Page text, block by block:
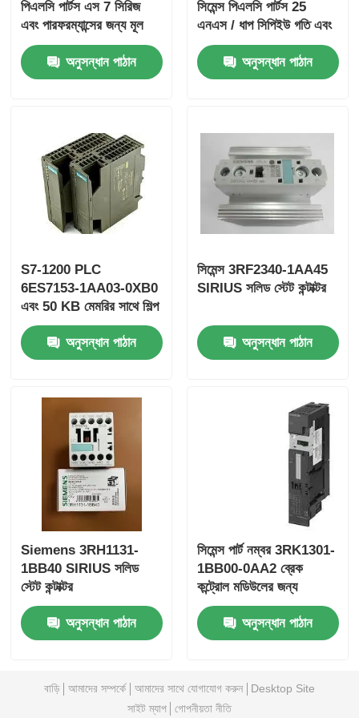
ইয়োকোগাওয়া স্টারডম পিএলসি
ফক্সবোরো পিএলসি
আইসিএস ট্রিপলেক্স পিএলসি
স্নাইডার পিএলসি মডিউল
জিই ফ্যানুক মডিউল
বেন্টলি নেভাদা মডিউল
প্রসফট কমিউনিকেশন মডিউল
এবিবি ডিসিএস কন্ট্রোলার
হানিওয়েল ডিসিএস কন্ট্রোলার
পিএলসি পার্টস এস 7 সিরিজ
এবং পারফরম্যান্সের জন্য মূল
অনুসন্ধান পাঠান
সিমেন্স পিএলসি পার্টস 25
এনএস / ধাপ সিপিইউ গতি এবং
2 এনালগ ইনপুট সহ
অনুসন্ধান পাঠান
S7-1200 PLC
6ES7153-1AA03-0XB0
এবং 50 KB মেমরির সাথে শিল্প
স্বয়ংক্রিয়করণ সহজ করা হয়েছে
অনুসন্ধান পাঠান
সিমেন্স 3RF2340-1AA45
SIRIUS সলিড স্টেট কন্টাক্টর
অনুসন্ধান পাঠান
Siemens 3RH1131-
1BB40 SIRIUS সলিড
স্টেট কন্টাক্টর
অনুসন্ধান পাঠান
সিমেন্স পার্ট নম্বর 3RK1301-
1BB00-0AA2 ব্রেক
কন্ট্রোল মডিউলের জন্য
ইলেক্ট্রোমেকানিক্যাল স্টার্টার
অনুসন্ধান পাঠান
বাড়ি আমাদের সম্পর্কে আমাদের সাথে যোগাযোগ করুন
Desktop Site
সাইট ম্যাপ
গোপনীয়তা নীতি